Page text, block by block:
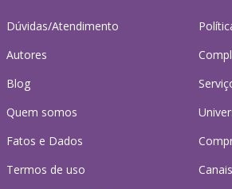
Dúvidas/Atendimento
Autores
Blog
Quem somos
Fatos e Dados
Termos de uso